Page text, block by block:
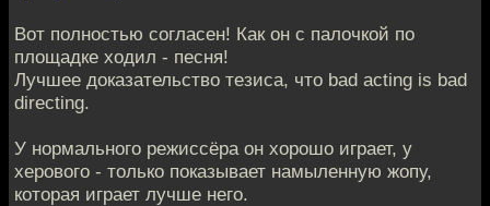
Вот полностью согласен! Как он с палочкой по
площадке ходил - песня!
Лучшее доказательство тезиса, что bad acting is bad
directing.
У нормального режиссёра он хорошо играет, у
херового - только показывает намыленную жопу,
которая играет лучше него.